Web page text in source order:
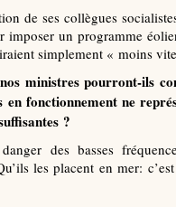
de ses collègues
un programme
simplement « moins
ministres pourront-ils
fonctionnement ne
?
des basses
les placent en mer: